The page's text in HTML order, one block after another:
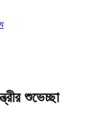
শুভেচ্ছা